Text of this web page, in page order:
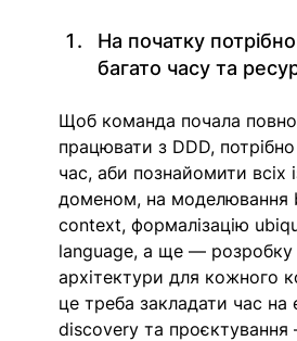
На початку
багато часу та
Щоб команда почала
працювати з DDD,
час, аби познайомити всіх
доменом, на моделювання
context, формалізацію
language, а ще — розробку
архітектури для кожного
це треба закладати час на
discovery та